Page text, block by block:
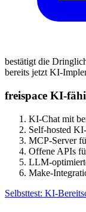
bestätigt die
bereits jetzt KI-
freispace KI-
KI-Chat mit
Self-hosted
MCP-Server
Offene APIs
LLM-
Make-
Selbsttest: KI-